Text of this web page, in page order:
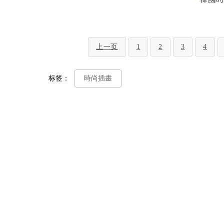
上一页 1 2 3 4
标签： 時尚插畫